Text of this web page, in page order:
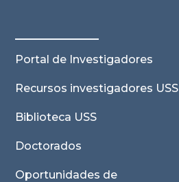
Portal de Investigadores
Recursos investigadores USS
Biblioteca USS
Doctorados
Oportunidades de